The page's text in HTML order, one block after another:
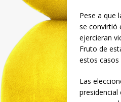
Pese a que
se convirtió
ejercieran
Fruto de
estos casos
Las